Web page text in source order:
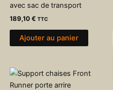
avec sac de transport
189,10€ TTC
Ajouter au panier